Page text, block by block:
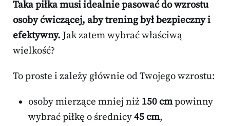
Taka piłka musi idealnie pasować do wzrostu
osoby ćwiczącej, aby trening był bezpieczny i
efektywny. Jak zatem wybrać właściwą
wielkość?
To proste i zależy głównie od Twojego wzrostu:
osoby mierzące mniej niż 150 cmpowinny
wybrać piłkę o średnicy45 cm,